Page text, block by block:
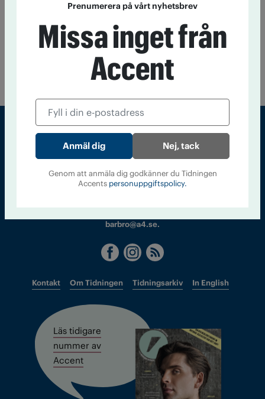
Sex steg på vägen
4 september 2018Kongressen 2017 beslöt att göra en över­
syn av IOGT-NTO:s organisation inför femtio­års­jubileet 2020.
Därav namnet Expedition 50. Bakgrunden är att
medlemsantalet sjunker och att distrikt och föreningar vittnar
om att det är allt svårare att engagera medlemmarna.
Sveriges största tidning om droger och nykterhet
Tidningen Accent, A4, Bondegatan 21, 116 33 Stockholm
barbro@a4.se.
Kontakt Om Tidningen Tidningsarkiv In English
Läs tidigare
nummer av
Accent
Prenumerera på vårt nyhetsbrev
Missa inget från
Accent
Nej, tack
Genom att anmäla dig godkänner du Tidningen
Accents personuppgiftspolicy.